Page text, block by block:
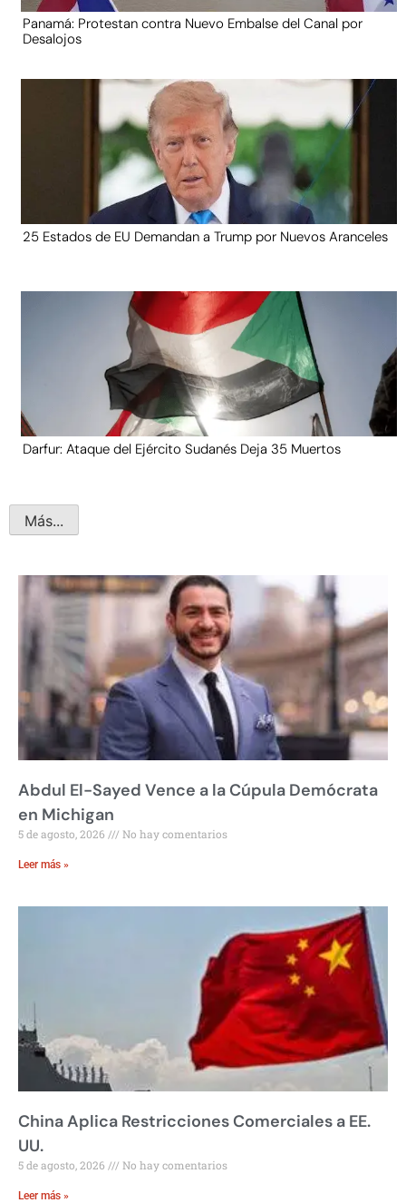
Panamá: Protestan contra Nuevo Embalse del Canal por
Desalojos
25 Estados de EU Demandan a Trump por Nuevos Aranceles
Darfur: Ataque del Ejército Sudanés Deja 35 Muertos
Más...
Abdul El-Sayed Vence a la Cúpula Demócrata
en Michigan
5 de agosto, 2026 No hay comentarios
Leer más »
China Aplica Restricciones Comerciales a EE.
UU.
5 de agosto, 2026 No hay comentarios
Leer más »